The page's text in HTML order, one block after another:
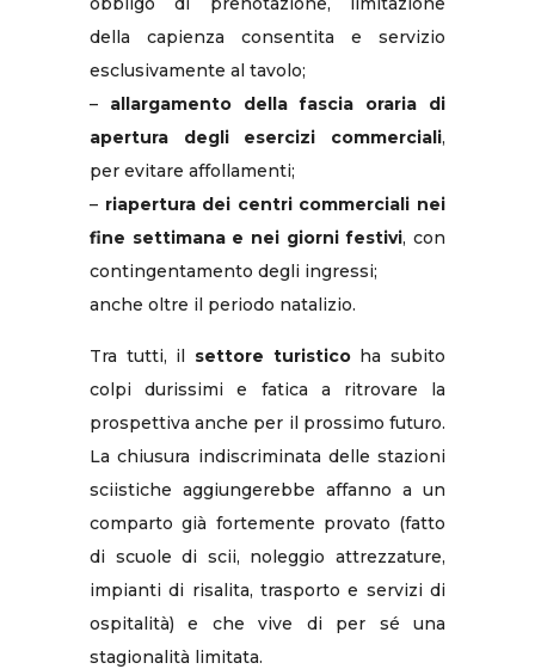
della capienza consentita e servizio
esclusivamente al tavolo;
– allargamento della fascia oraria di
apertura degli esercizi commerciali,
per evitare affollamenti;
– riapertura dei centri commerciali nei
fine settimana e nei giorni festivi, con
contingentamento degli ingressi;
anche oltre il periodo natalizio.
Tra tutti, il settore turisticoha subito
colpi durissimi e fatica a ritrovare la
prospettiva anche per il prossimo futuro.
La chiusura indiscriminata delle stazioni
sciistiche aggiungerebbe affanno a un
comparto già fortemente provato (fatto
di scuole di scii, noleggio attrezzature,
impianti di risalita, trasporto e servizi di
ospitalità) e che vive di per sé una
stagionalità limitata.